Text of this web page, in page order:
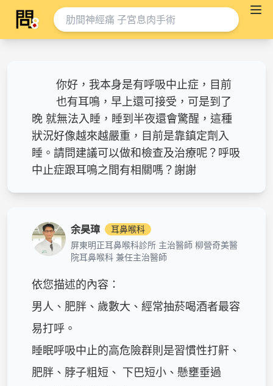
你好，我本身是有呼吸中止症，目前
也有耳鳴，早上還可接受，可是到了
晚 就無法入睡，睡到半夜還會驚醒，這種
狀況好像越來越嚴重，目前是靠鎮定劑入
睡。請問建議可以做和檢查及治療呢？呼吸
中止症跟耳鳴之間有相關嗎？謝謝
余昊璋
耳鼻喉科
屏東明正耳鼻喉科診所 主治醫師 柳營奇美醫
院耳鼻喉科 兼任主治醫師
依您描述的內容：
男人、肥胖、歲數大、經常抽菸喝酒者最容
易打呼。
睡眠呼吸中止的高危險群則是習慣性打鼾、
肥胖、脖子粗短、 下巴短小、懸壅垂過